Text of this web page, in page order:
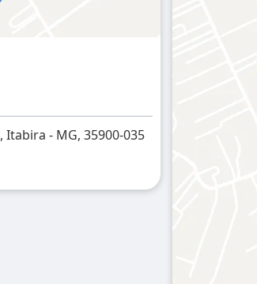
, Itabira - MG, 35900-035